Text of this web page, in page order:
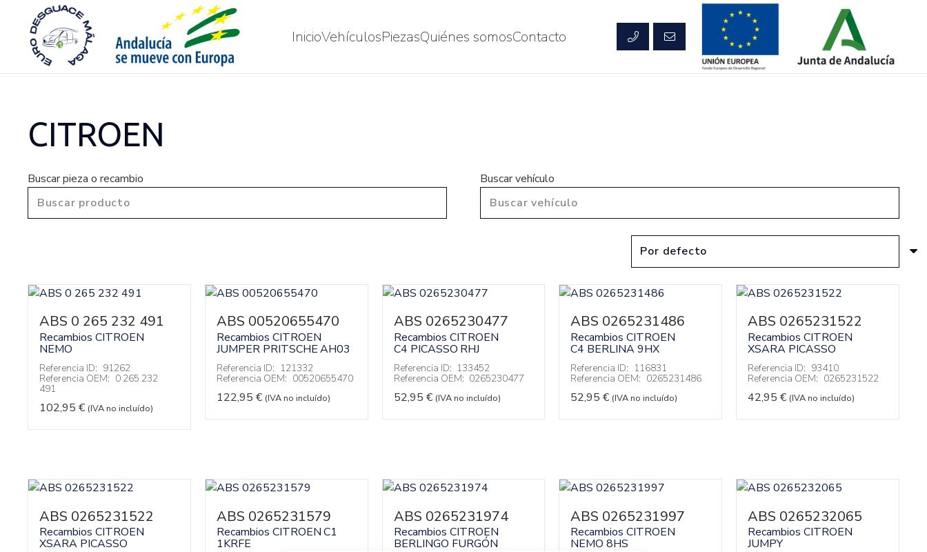
InicioVehículosPiezasQuiénes somosContacto
CITROEN
Buscar pieza o recambio Buscar vehículo
ABS 0 265 232 491
Recambios CITROEN
NEMO
Referencia ID: 91262
Referencia OEM: 0 265 232
491
102,95 € (IVA no incluído)
ABS 00520655470
Recambios CITROEN
JUMPER PRITSCHEAH03
Referencia ID: 121332
Referencia OEM: 00520655470
122,95 € (IVA no incluído)
ABS 0265230477
Recambios CITROEN
C4 PICASSO RHJ
Referencia ID: 133452
Referencia OEM: 0265230477
52,95 € (IVA no incluído)
ABS 0265231486
Recambios CITROEN
C4 BERLINA9HX
Referencia ID: 116831
Referencia OEM: 0265231486
52,95€ (IVA no incluído)
ABS 0265231522
Recambios CITROEN
XSARA PICASSO
Referencia ID: 93410
Referencia OEM: 0265231522
42,95€ (IVA no incluído)
ABS 0265231522
Recambios CITROEN
XSARA PICASSO
ABS 0265231579
Recambios CITROENC1
1KRFE
ABS 0265231974
Recambios CITROEN
BERLINGO FURGÓN
ABS 0265231997
Recambios CITROEN
NEMO 8HS
ABS 0265232065
Recambios CITROEN
JUMPY